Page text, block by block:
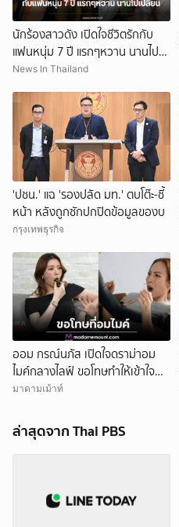
นักร้องสาวดัง เปิดใจชีวิตรักกับ
แฟนหนุ่ม 7 ปี แรกๆหวาน นานไป
เปลี่ยน
News In Thailand
'ปชน.' แฉ 'รองปลัด มท.' ตบโต๊ะ-ชี้
หน้า หลังถูกซักปกปิดข้อมูลของบ
กรุงเทพธุรกิจ
ออม กรณ์นภัส เปิดใจดราม่าอม
ไมค์กลางไลฟ์ ขอโทษทำให้เข้าใจผิด
ย้ำไม่ได้ตั้งใจเสียมารยาท พร้อมรับ
มาดามเม้าท์
ล่าสุดจาก Thai PBS